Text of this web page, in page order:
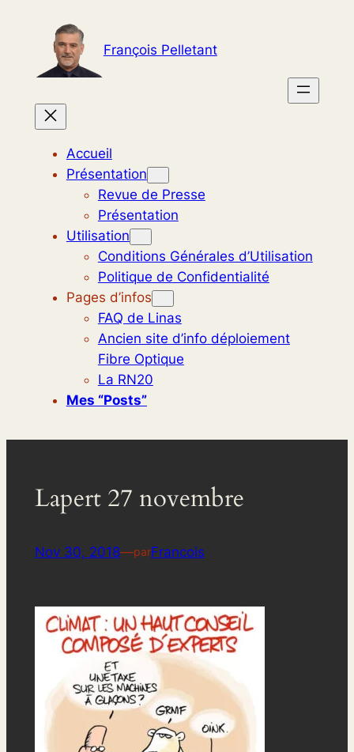
contenu
François Pelletant
Accueil
Présentation
Revue de Presse
Présentation
Utilisation
Conditions Générales d’Utilisation
Politique de Confidentialité
Pages d’infos
FAQ de Linas
Ancien site d’info déploiement
Fibre Optique
La RN20
Mes “posts”
Lapert 27 novembre
Nov 30, 2018—parFrancois